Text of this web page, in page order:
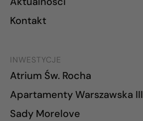
Kontakt
INWESTYCJE
Atrium Św. Rocha
Apartamenty Warszawska III
Sady Morelove